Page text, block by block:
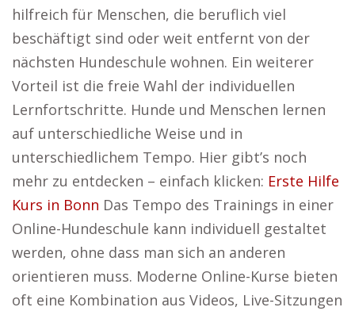
hilfreich für Menschen, die beruflich viel
beschäftigt sind oder weit entfernt von der
nächsten Hundeschule wohnen. Ein weiterer
Vorteil ist die freie Wahl der individuellen
Lernfortschritte. Hunde und Menschen lernen
auf unterschiedliche Weise und in
unterschiedlichem Tempo. Hier gibt’s noch
mehr zu entdecken – einfach klicken: Erste Hilfe
Kurs in Bonn Das Tempo des Trainings in einer
Online-Hundeschule kann individuell gestaltet
werden, ohne dass man sich an anderen
orientieren muss. Moderne Online-Kurse bieten
oft eine Kombination aus Videos, Live-Sitzungen